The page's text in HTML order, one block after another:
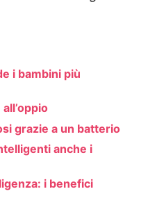
i bambini più
grazie a un batterio
anche i
i benefici